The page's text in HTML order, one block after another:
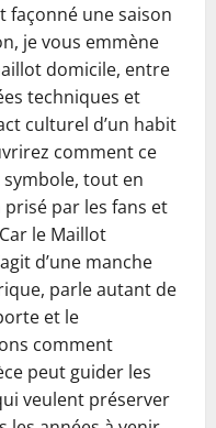
façonné une saison
je vous emmène
domicile, entre
techniques et
culturel d’un habit
comment ce
tout en
par les fans et
le Maillot
d’une manche
parle autant de
et le
comment
peut guider les
veulent préserver